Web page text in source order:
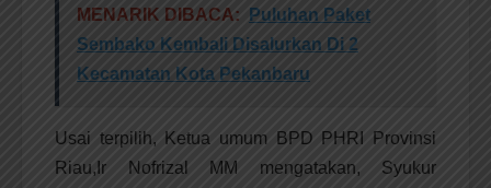
MENARIK DIBACA:
Puluhan Paket
Sembako Kembali Disalurkan Di 2
Kecamatan Kota Pekanbaru
Usai terpilih, Ketua umum BPD PHRI Provinsi
Riau,Ir Nofrizal MM mengatakan, Syukur